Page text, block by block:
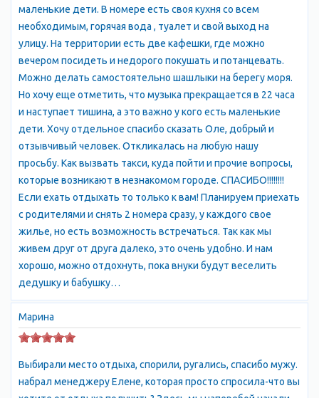
маленькие дети. В номере есть своя кухня со всем
необходимым, горячая вода , туалет и свой выход на
улицу. На территории есть две кафешки, где можно
вечером посидеть и недорого покушать и потанцевать.
Можно делать самостоятельно шашлыки на берегу моря.
Но хочу еще отметить, что музыка прекращается в 22 часа
и наступает тишина, а это важно у кого есть маленькие
дети. Хочу отдельное спасибо сказать Оле, добрый и
отзывчивый человек. Откликалась на любую нашу
просьбу. Как вызвать такси, куда пойти и прочие вопросы,
которые возникают в незнакомом городе. СПАСИБО!!!!!!!!
Если ехать отдыхать то только к вам! Планируем приехать
с родителями и снять 2 номера сразу, у каждого свое
жилье, но есть возможность встречаться. Так как мы
живем друг от друга далеко, это очень удобно. И нам
хорошо, можно отдохнуть, пока внуки будут веселить
дедушку и бабушку…
Марина
Выбирали место отдыха, спорили, ругались, спасибо мужу.
набрал менеджеру Елене, которая просто спросила-что вы